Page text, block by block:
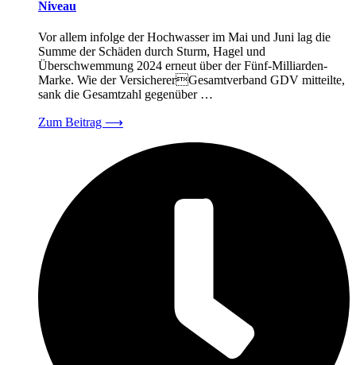
Niveau
Vor allem infolge der Hochwasser im Mai und Juni lag die
Summe der Schäden durch Sturm, Hagel und
Überschwemmung 2024 erneut über der Fünf-Milliarden-
Marke. Wie der VersichererGesamtverband GDV mitteilte,
sank die Gesamtzahl gegenüber …
Zum Beitrag ⟶